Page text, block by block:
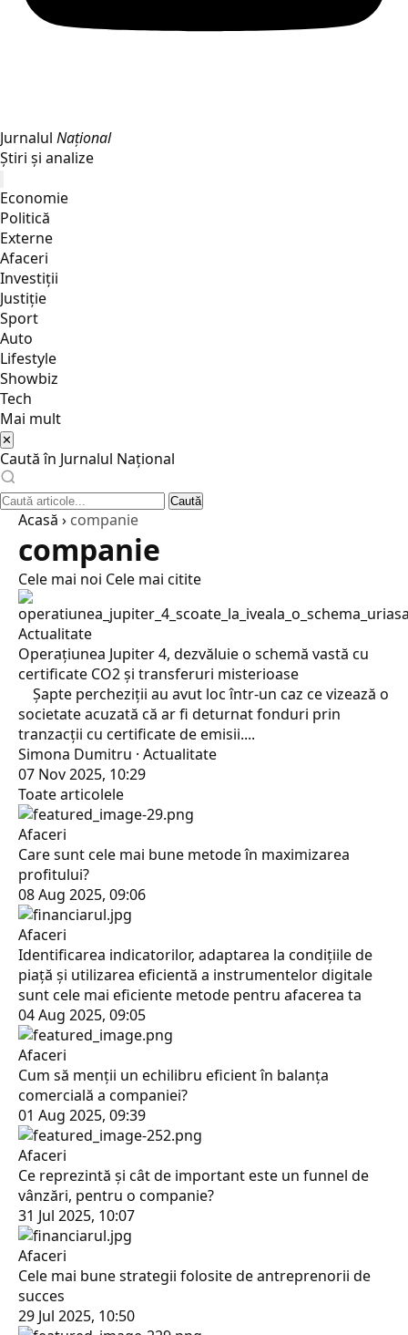
Jurnalul Național
Știri și analize
Economie
Politică
Externe
Afaceri
Investiții
Justiţie
Sport
Auto
Lifestyle
Showbiz
Tech
Mai mult
✕
Caută în Jurnalul Național
Caută
Acasă › companie
companie
Cele mai noi Cele mai citite
Actualitate
Operațiunea Jupiter 4, dezvăluie o schemă vastă cu
certificate CO2 și transferuri misterioase
Șapte percheziții au avut loc într-un caz ce vizează o
societate acuzată că ar fi deturnat fonduri prin
tranzacții cu certificate de emisii....
Simona Dumitru · Actualitate
07 Nov 2025, 10:29
Toate articolele
Afaceri
Care sunt cele mai bune metode în maximizarea
profitului?
08 Aug 2025, 09:06
Afaceri
Identificarea indicatorilor, adaptarea la condițiile de
piață și utilizarea eficientă a instrumentelor digitale
sunt cele mai eficiente metode pentru afacerea ta
04 Aug 2025, 09:05
Afaceri
Cum să menţii un echilibru eficient în balanța
comercială a companiei?
01 Aug 2025, 09:39
Afaceri
Ce reprezintă şi cât de important este un funnel de
vânzări, pentru o companie?
31 Jul 2025, 10:07
Afaceri
Cele mai bune strategii folosite de antreprenorii de
succes
29 Jul 2025, 10:50